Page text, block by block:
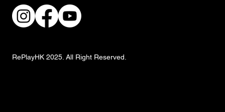
RePlayHK 2025. All Right Reserved.